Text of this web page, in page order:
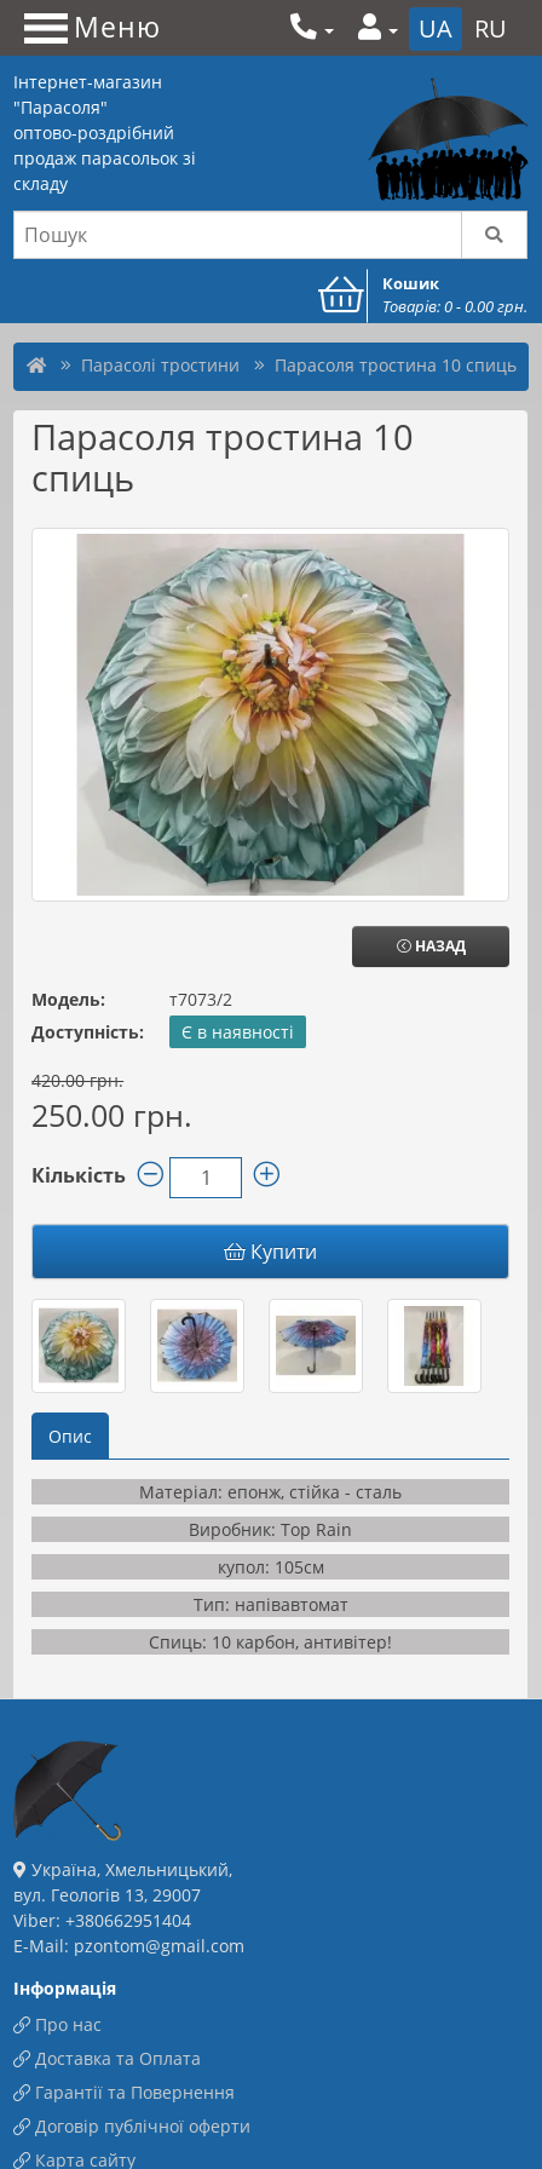
Меню UA RU
Інтернет-магазин
"Парасоля"
оптово-роздрібний
продаж парасольок зі
складу
Кошик
Товарів: 0 - 0.00 грн.
Парасолі тростини Парасоля тростина 10 спиць
Парасоля тростина 10
спиць
НАЗАД
Модель:
т7073/2
Доступність:
Є в наявності
420.00 грн.
250.00 грн.
Кількість
Купити
Опис
Матеріал: епонж, стійка - сталь
Виробник: Top Rain
купол: 105см
Тип: напівавтомат
Спиць: 10 карбон, антивітер!
Україна, Хмельницький,
вул. Геологів 13, 29007
Viber: +380662951404
E-Mail: pzontom@gmail.com
Інформація
Про нас
Доставка та Оплата
Гарантії та Повернення
Договір публічної оферти
Карта сайту